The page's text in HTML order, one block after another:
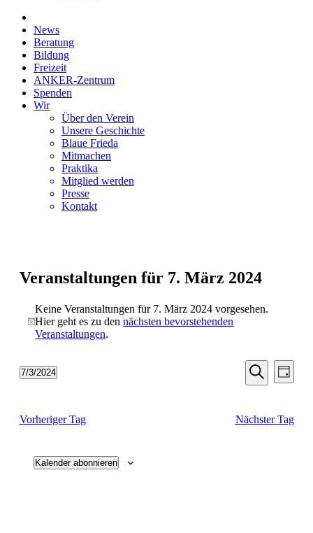
News
Beratung
Bildung
Freizeit
ANKER-Zentrum
Spenden
Wir
Über den Verein
Unsere Geschichte
Blaue Frieda
Mitmachen
Praktika
Mitglied werden
Presse
Kontakt
Veranstaltungen für 7. März 2024
Hinweis
Keine Veranstaltungen für 7. März 2024 vorgesehen.
Hier geht es zu dennächsten bevorstehenden
Veranstaltungen.
Suche
Suche
Tag
7/3/2024
Vorheriger Tag
Nächster Tag
Kalender abonnieren